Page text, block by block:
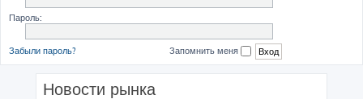
Пароль:
Забыли пароль? Запомнить меня
Новости рынка